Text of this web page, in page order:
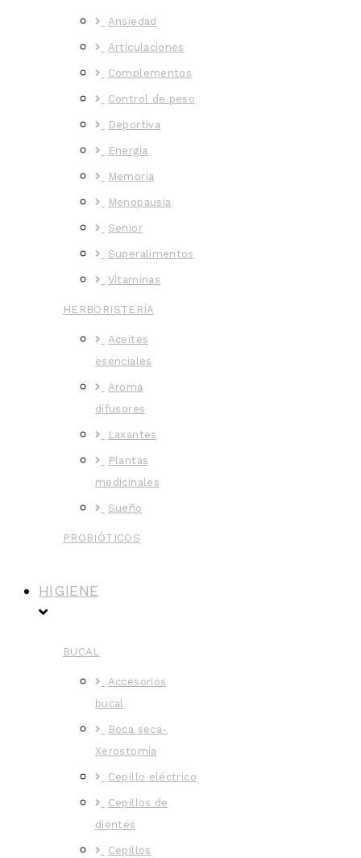
Ansiedad
Articulaciones
Complementos
Control de peso
Deportiva
Energía
Memoria
Menopausia
Senior
Superalimentos
Vitaminas
HERBORISTERÍA
Aceites
esenciales
Aroma
difusores
Laxantes
Plantas
medicinales
Sueño
PROBIÓTICOS
HIGIENE
BUCAL
Accesorios
bucal
Boca seca-
Xerostomía
Cepillo eléctrico
Cepillos de
dientes
Cepillos